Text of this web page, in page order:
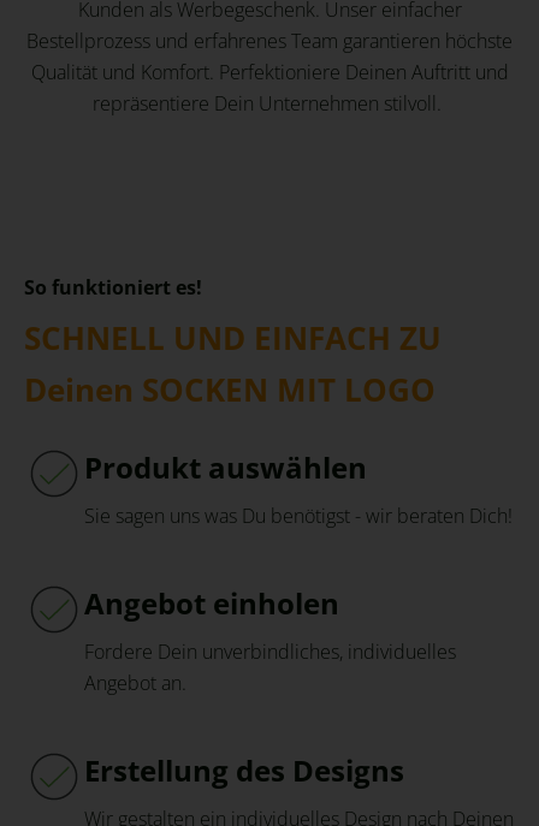
Kunden als Werbegeschenk. Unser einfacher
Bestellprozess und erfahrenes Team garantieren höchste
Qualität und Komfort. Perfektioniere Deinen Auftritt und
repräsentiere Dein Unternehmen stilvoll.
So funktioniert es!
SCHNELL UND EINFACH ZU
Deinen SOCKEN MIT LOGO
Produkt auswählen
Sie sagen uns was Du benötigst - wir beraten Dich!
Angebot einholen
Fordere Dein unverbindliches, individuelles
Angebot an.
Erstellung des Designs
Wir gestalten ein individuelles Design nach Deinen